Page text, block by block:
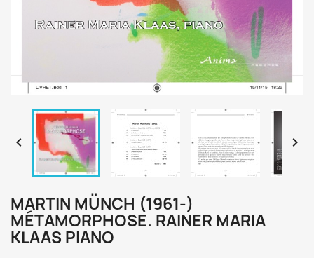
 
MARTIN MÜNCH (1961-)
MÉTAMORPHOSE. RAINER MARIA
KLAAS PIANO